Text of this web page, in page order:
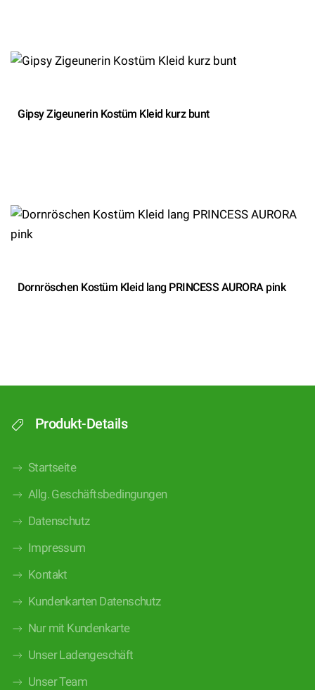
Gipsy Zigeunerin Kostüm Kleid kurz bunt
Dornröschen Kostüm Kleid lang PRINCESS AURORA pink
Produkt-Details
Startseite
Allg. Geschäftsbedingungen
Datenschutz
Impressum
Kontakt
Kundenkarten Datenschutz
Nur mit Kundenkarte
Unser Ladengeschäft
Unser Team